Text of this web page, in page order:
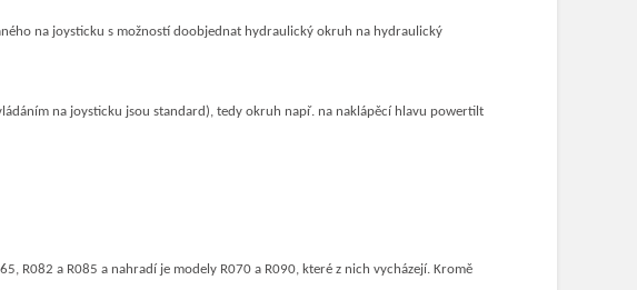
na joysticku s možností doobjednat hydraulický okruh na hydraulický
na joysticku jsou standard), tedy okruh např. na naklápěcí hlavu powertilt
R082 a R085 a nahradí je modely R070 a R090, které z nich vycházejí. Kromě